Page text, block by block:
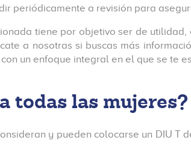
periódicamente a revisión para
tiene por objetivo ser de utilidad,
a nosotras si buscas más
un enfoque integral en el que se te
todas las mujeres?
y pueden colocarse un DIU T